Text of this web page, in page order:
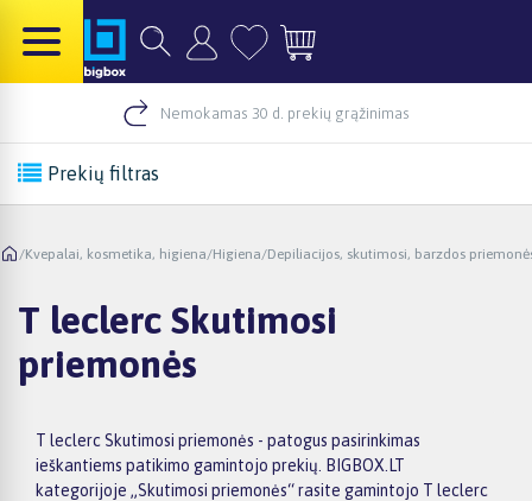
Nemokamas 30 d. prekių grąžinimas
Prekių filtras
/Kvepalai, kosmetika, higiena/Higiena/Depiliacijos, skutimosi, barzdos
T leclerc Skutimosi
priemonės
T leclerc Skutimosi priemonės - patogus pasirinkimas
ieškantiems patikimo gamintojo prekių. BIGBOX.LT
kategorijoje „Skutimosi priemonės“ rasite gamintojo T leclerc